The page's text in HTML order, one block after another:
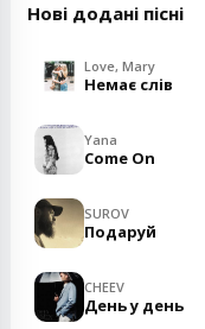
Нові додані пісні
Love, Mary
Немає слів
Yana
Come On
SUROV
Подаруй
CHEEV
День у день